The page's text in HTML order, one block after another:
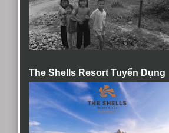
The Shells Resort Tuyển Dụng